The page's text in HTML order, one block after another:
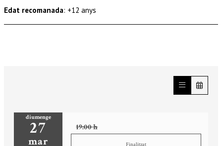
Edat recomanada: +12 anys
diumenge
27
mar
19:00 h
Finalitzat